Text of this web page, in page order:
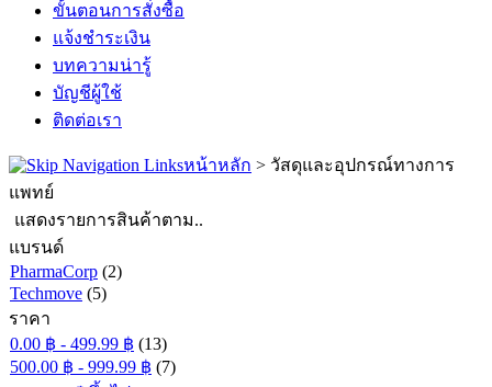
ขั้นตอนการสั่งซื้อ
แจ้งชำระเงิน
บทความน่ารู้
บัญชีผู้ใช้
ติดต่อเรา
หน้าหลัก > วัสดุและอุปกรณ์ทางการ
แพทย์
แสดงรายการสินค้าตาม..
แบรนด์
PharmaCorp (2)
Techmove (5)
ราคา
0.00 ฿ - 499.99 ฿ (13)
500.00 ฿ - 999.99 ฿ (7)